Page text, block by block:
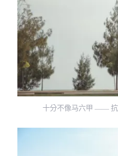
十分不像马六甲 —— 抗